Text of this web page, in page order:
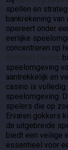
spellen en
bankrekening
opereert onder
eerlijke
concentreren op
speelomgeving
aantrekkelijk en
casino is volledig
speelomgeving.
spelers die op
Ervaren gokkers
de uitgebreide
biedt een veilige
essentieel voor